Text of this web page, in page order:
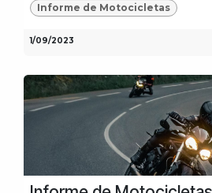
Informe de Motocicletas
1/09/2023